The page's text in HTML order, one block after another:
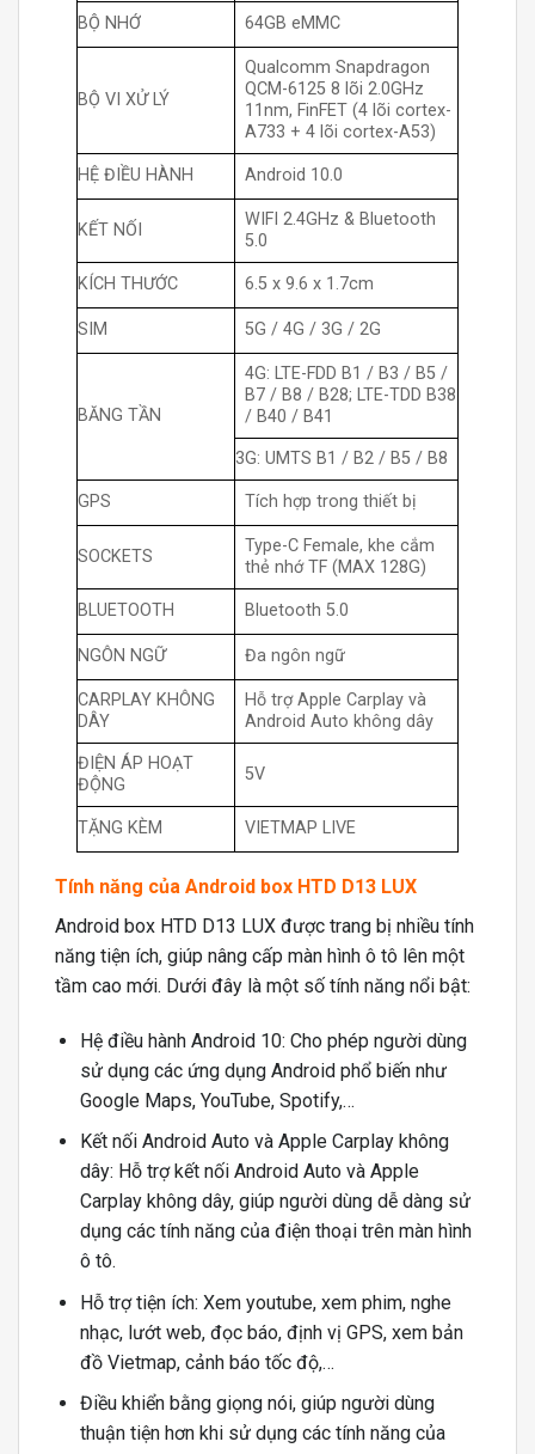
BỘ NHỚ 64GB eMMC
BỘ VI XỬ LÝ
Qualcomm Snapdragon
QCM-6125 8 lõi 2.0GHz
11nm, FinFET (4 lõi cortex-
A733 + 4 lõi cortex-A53)
HỆ ĐIỀU HÀNH Android 10.0
KẾT NỐI
WIFI 2.4GHz & Bluetooth
5.0
KÍCH THƯỚC 6.5 x 9.6 x 1.7cm
SIM 5G / 4G / 3G / 2G
BĂNG TẦN
4G: LTE-FDD B1 / B3 / B5 /
B7 / B8 / B28; LTE-TDD B38
/ B40 / B41
3G: UMTS B1 / B2 / B5 / B8
GPS Tích hợp trong thiết bị
SOCKETS
Type-C Female, khe cắm
thẻ nhớ TF (MAX 128G)
BLUETOOTH Bluetooth 5.0
NGÔN NGỮ Đa ngôn ngữ
CARPLAY KHÔNG
DÂY
Hỗ trợ Apple Carplay và
Android Auto không dây
ĐIỆN ÁP HOẠT
ĐỘNG
5V
TẶNG KÈM VIETMAP LIVE
Tính năng của Android box HTD D13 LUX
Android box HTD D13 LUX được trang bị nhiều tính
năng tiện ích, giúp nâng cấp màn hình ô tô lên một
tầm cao mới. Dưới đây là một số tính năng nổi bật:
Hệ điều hành Android 10: Cho phép người dùng
sử dụng các ứng dụng Android phổ biến như
Google Maps, YouTube, Spotify,…
Kết nối Android Auto và Apple Carplay không
dây: Hỗ trợ kết nối Android Auto và Apple
Carplay không dây, giúp người dùng dễ dàng sử
dụng các tính năng của điện thoại trên màn hình
ô tô.
Hỗ trợ tiện ích: Xem youtube, xem phim, nghe
nhạc, lướt web, đọc báo, định vị GPS, xem bản
đồ Vietmap, cảnh báo tốc độ,…
Điều khiển bằng giọng nói, giúp người dùng
thuận tiện hơn khi sử dụng các tính năng của